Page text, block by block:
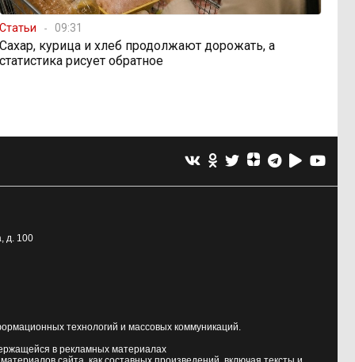
Статьи 09:31
Сахар, курица и хлеб продолжают дорожать, а
статистика рисует обратное
д. 100
технологий и массовых коммуникаций.
в рекламных материалах